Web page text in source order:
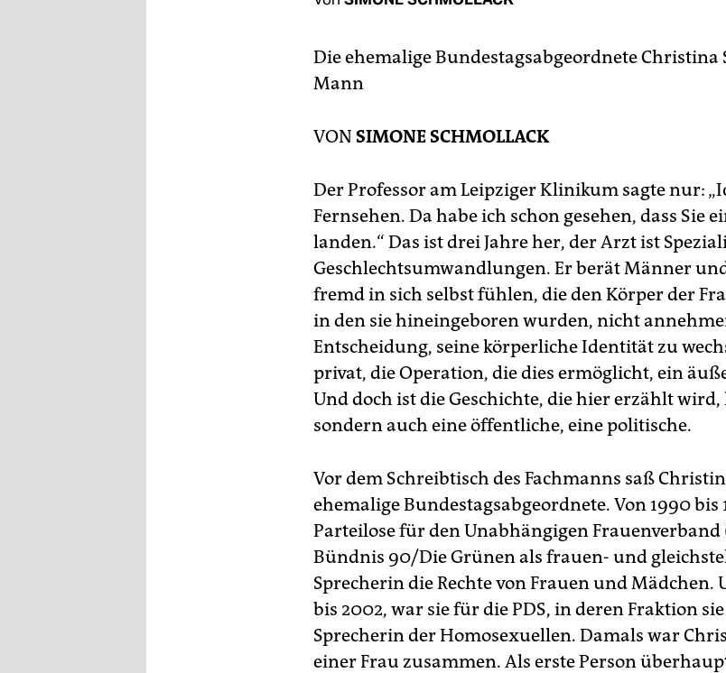
Die ehemalige Bundestagsabgeordnete Christina
Mann
VON SIMONE SCHMOLLACK
Der Professor am Leipziger Klinikum sagte nur:
Fernsehen. Da habe ich schon gesehen, dass Sie
landen.“ Das ist drei Jahre her, der Arzt ist
Geschlechtsumwandlungen. Er berät Männer
fremd in sich selbst fühlen, die den Körper der
in den sie hineingeboren wurden, nicht
Entscheidung, seine körperliche Identität zu
privat, die Operation, die dies ermöglicht, ein
Und doch ist die Geschichte, die hier erzählt wird,
sondern auch eine öffentliche, eine politische.
Vor dem Schreibtisch des Fachmanns saß
ehemalige Bundestagsabgeordnete. Von 1990 bis
Parteilose für den Unabhängigen Frauenverband
Bündnis 90/Die Grünen als frauen- und
Sprecherin die Rechte von Frauen und Mädchen.
bis 2002, war sie für die PDS, in deren Fraktion sie
Sprecherin der Homosexuellen. Damals war
einer Frau zusammen. Als erste Person